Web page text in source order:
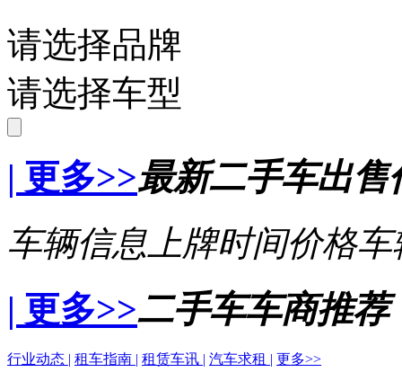
请选择品牌
请选择车型
| 更多>>最新二手车出售
车辆信息 上牌时间价格车
| 更多>>二手车车商推荐
行业动态 | 租车指南 | 租赁车讯 | 汽车求租 | 更多>>